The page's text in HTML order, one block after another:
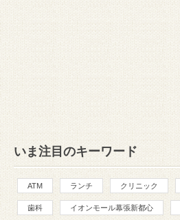
いま注目のキーワード
ATM ランチ クリニック
歯科 イオンモール幕張新都心